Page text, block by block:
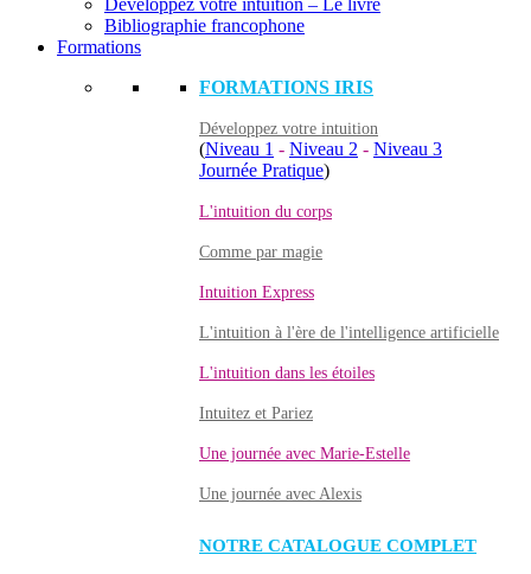
Développez votre intuition – Le livre
Bibliographie francophone
Formations
FORMATIONS IRIS
Développez votre intuition
(Niveau 1 - Niveau 2 - Niveau 3
Journée Pratique)
L'intuition du corps
Comme par magie
Intuition Express
L'intuition à l'ère de l'intelligence artificielle
L'intuition dans les étoiles
Intuitez et Pariez
Une journée avec Marie-Estelle
Une journée avec Alexis
NOTRE CATALOGUE COMPLET